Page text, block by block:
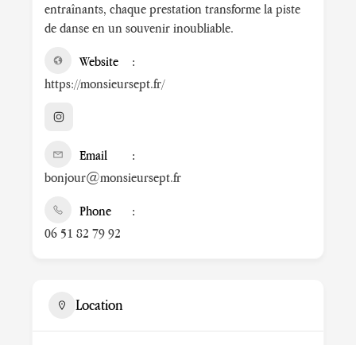
entraînants, chaque prestation transforme la piste
de danse en un souvenir inoubliable.
Website
https://monsieursept.fr/
Email
bonjour@monsieursept.fr
Phone
06 51 82 79 92
Location